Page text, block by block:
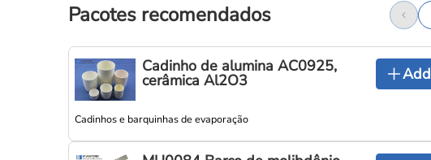
Pacotes recomendados
Cadinho de alumina AC0925,
cerâmica Al2O3 Add
Cadinhos e barquinhas de evaporação